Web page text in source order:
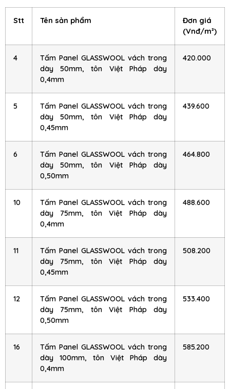
Stt Tên sản phẩm
Đơn giá
(Vnđ/m²)
4
Tấm Panel GLASSWOOL vách trong
dày 50mm, tôn Việt Pháp dày
0,4mm
420.000
5
Tấm Panel GLASSWOOL vách trong
dày 50mm, tôn Việt Pháp dày
0,45mm
439.600
6
Tấm Panel GLASSWOOL vách trong
dày 50mm, tôn Việt Pháp dày
0,50mm
464.800
10
Tấm Panel GLASSWOOL vách trong
dày 75mm, tôn Việt Pháp dày
0,4mm
488.600
11
Tấm Panel GLASSWOOL vách trong
dày 75mm, tôn Việt Pháp dày
0,45mm
508.200
12
Tấm Panel GLASSWOOL vách trong
dày 75mm, tôn Việt Pháp dày
0,50mm
533.400
16
Tấm Panel GLASSWOOL vách trong
dày 100mm, tôn Việt Pháp dày
0,4mm
585.200